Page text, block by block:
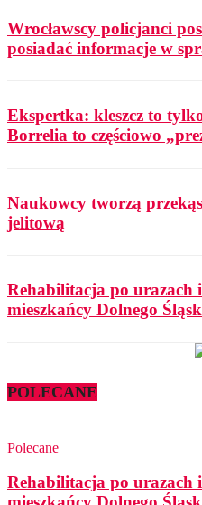
Wrocławscy policjanci
posiadać informacje w
Ekspertka: kleszcz to
Borrelia to częściowo
Naukowcy tworzą
jelitową
Rehabilitacja po urazach
mieszkańcy Dolnego
POLECANE
Polecane
Rehabilitacja po urazach